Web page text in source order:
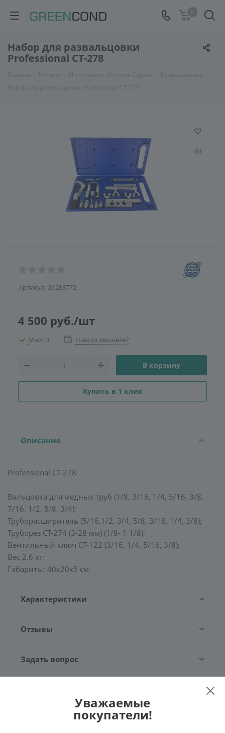
Набор для развальцовки
Professional CT-278
Артикул: G1288772
4 500 руб./шт
Много Нашли дешевле?
В корзину
Купить в 1 клик
Описание
Professional CT-278
Вальцовка для медных труб (1/8, 3/16, 1/4, 5/16, 3/8,
7/16, 1/2, 5/8, 3/4);
Труборасширитель (5/16,1/2, 3/4, 5/8, 3/16, 1/4, 3/8);
Труборез СT-274 (3-28 мм) (1/8- 1 1/8);
Вентильный ключ СТ-122 (3/16, 1/4, 5/16, 3/8);
Вес 2.6 кг;
Габариты: 40х20х5 см.
Характеристики
Отзывы
Задать вопрос
Уважаемые
покупатели!